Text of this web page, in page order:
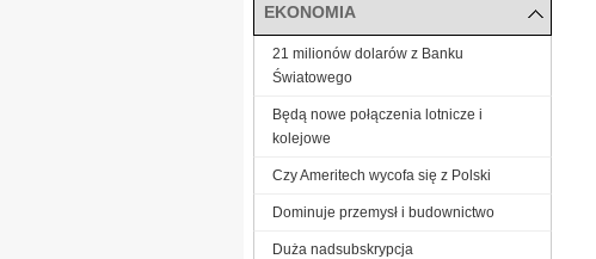
EKONOMIA
21 milionów dolarów z Banku
Światowego
Będą nowe połączenia lotnicze i
kolejowe
Czy Ameritech wycofa się z Polski
Dominuje przemysł i budownictwo
Duża nadsubskrypcja